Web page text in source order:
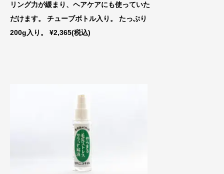
リング力が緩まり、ヘアケアにも使っていた
だけます。 チューブボトル入り。 たっぷり
200g入り。 ¥2,365(税込)